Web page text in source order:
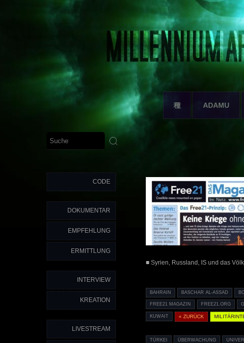
種 ADAMU
CODE
DOKUMENTAR
EMPFEHLUNG
ERMITTLUNG
INTERVIEW
KREATION
LIVESTREAM
■ Syrien, Russland, IS und das
BAHRAIN BASCHAR AL-ASSAD
FREE21 MAGAZIN FREE21.ORG
KUWAIT « ZURÜCK
TÜRKEI ÜBERWACHUNG